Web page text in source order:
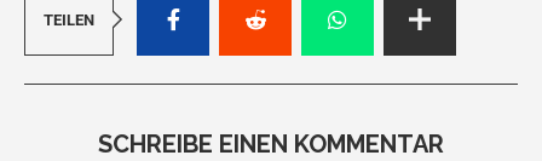
TEILEN
SCHREIBE EINEN KOMMENTAR